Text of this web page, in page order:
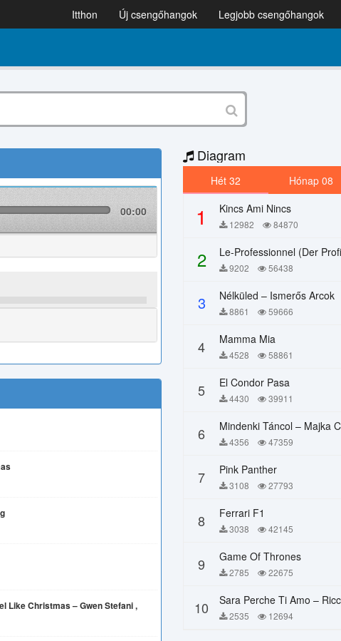
Itthon Új csengőhangok Legjobb csengőhangok
00:00
Like Christmas – Gwen Stefani ,
Diagram
Hét 32 Hónap 08
1 Kincs Ami Nincs
12982 84870
2 9202 56438
3 Nélküled – Ismerős Arcok
8861 59666
4 Mamma Mia
4528 58861
5 El Condor Pasa
4430 39911
6 4356 47359
7 Pink Panther
3108 27793
8 Ferrari F1
3038 42145
9 Game Of Thrones
2785 22675
10 2535 12694